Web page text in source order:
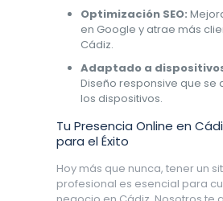
Optimización SEO:
en Google y atrae más
Cádiz.
Adaptado a
Diseño responsive que se
los dispositivos.
Tu Presencia Online en
para el Éxito
Hoy más que nunca, tener un
profesional es esencial para